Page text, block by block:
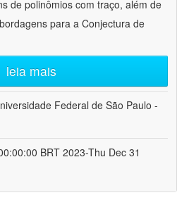
de polinômios com traço, além de
para a Conjectura de
leia mais
Federal de São Paulo -
BRT 2023-Thu Dec 31